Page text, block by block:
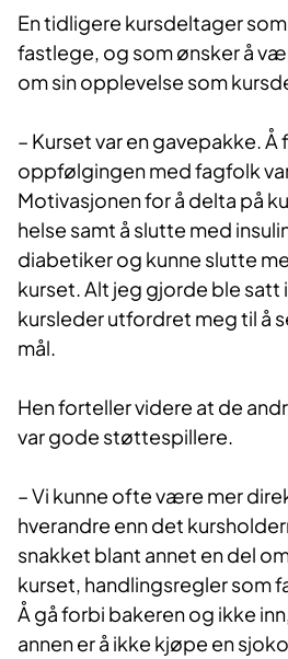
En tidligere kursdeltager
fastlege, og som ønsker å
om sin opplevelse som
– Kurset var en gavepakke. Å
oppfølgingen med fagfolk
Motivasjonen for å delta på
helse samt å slutte med
diabetiker og kunne slutte
kurset. Alt jeg gjorde ble satt
kursleder utfordret meg til å
mål.
Hen forteller videre at de
var gode støttespillere.
– Vi kunne ofte være mer
hverandre enn det
snakket blant annet en del
kurset, handlingsregler som
Å gå forbi bakeren og ikke
annen er å ikke kjøpe en